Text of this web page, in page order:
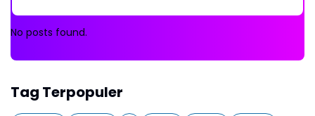
No posts found.
Tag Terpopuler